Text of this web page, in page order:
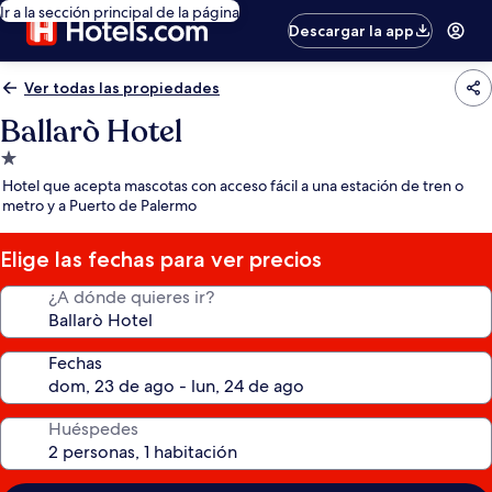
Ir a la sección principal de la página
Descargar la app
Ver todas las propiedades
Ballarò Hotel
Propiedad
de
1.0
estrella
Hotel que acepta mascotas con acceso fácil a una estación de tren o
metro y a Puerto de Palermo
Elige las fechas para ver precios
¿A dónde quieres ir?
Fechas
Huéspedes